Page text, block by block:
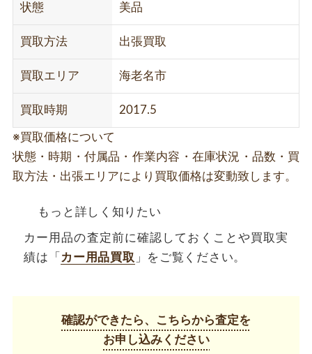
状態 美品
買取方法 出張買取
買取エリア 海老名市
買取時期 2017.5
※買取価格について
状態・時期・付属品・作業内容・在庫状況・品数・買
取方法・出張エリアにより買取価格は変動致します。
もっと詳しく知りたい
カー用品の査定前に確認しておくことや買取実
績は「 カー用品買取 」をご覧ください。
確認ができたら、こちらから査定を
お申し込みください